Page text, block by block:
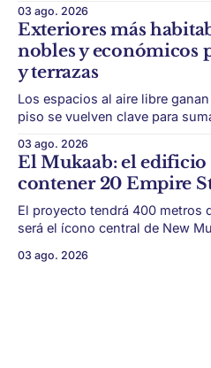
puede convertir un residuo
construcción. El desarrollo parte de restos de poda de vid
y micelio, la parte vegetativa
03 ago. 2026
Exteriores más
nobles y económicos
y terrazas
Los espacios al aire libre
piso se vuelven clave para
y terrazas se volvieron
Después de años en los que el
plus,
03 ago. 2026
El Mukaab: el edificio
contener 20 Empire
El proyecto tendrá 400 metros
será el ícono central de New
avanza con una de las obras
03 ago. 2026